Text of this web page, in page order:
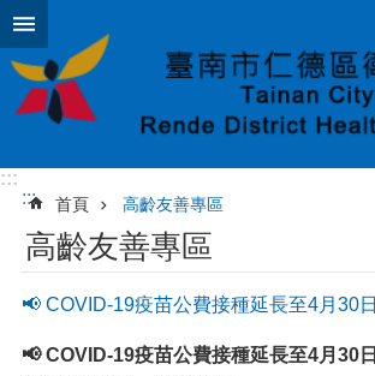
跳到主要內容區塊
:::
:::
首頁 高齡友善專區
高齡友善專區
📢 COVID-19疫苗公費接種延長至4月30日
📢 COVID-19疫苗公費接種延長至4月30 日